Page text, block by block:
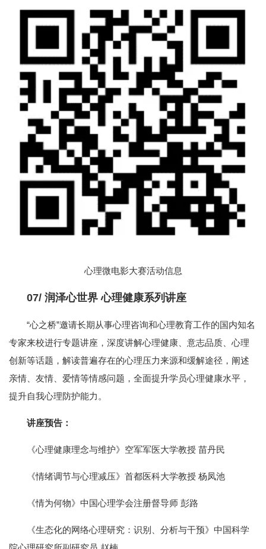
心理微电影大赛活动信息
07/ 润泽心世界 心理健康系列讲座
“心之桥”邀请长期从事心理咨询和心理教育工作的国内知名
专家来校进行专题讲座，深度讲解心理健康、意志品质、心理
创新等话题，解读普遍存在的心理压力来源和缓解途径，阐述
亲情、友情、爱情等情感问题，全面提升学员心理健康水平，
提升自我心理防护能力。
讲座预告：
《心理健康理念与维护》空军军医大学教授 苗丹民
《情绪调节与心理减压》首都医科大学教授 杨凤池
《情为何物》中国心理学会注册督导师 彭路
《生态化的网络心理研究：识别、分析与干预》中国科学